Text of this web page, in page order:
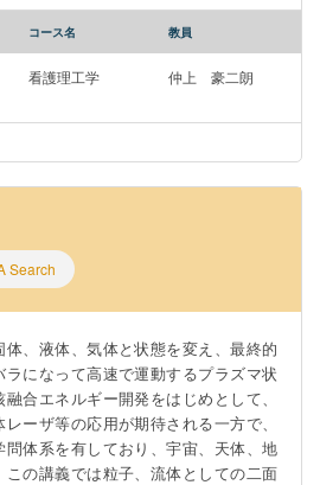
コース名 教員
看護理工学 仲上 豪二朗
Search
、液体、気体と状態を変え、最終的
になって高速で運動するプラズマ状
合エネルギー開発をはじめとして、
ーザ等の応用が期待される一方で、
体系を有しており、宇宙、天体、地
の講義では粒子、流体としての二面